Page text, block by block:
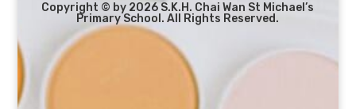
Copyright © by 2026 S.K.H. Chai Wan St Michael’s
Primary School. All Rights Reserved.